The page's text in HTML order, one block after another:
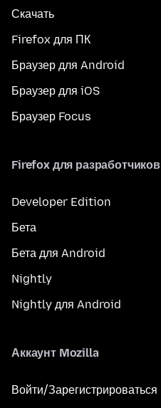
Скачать
Firefox для ПК
Браузер для Android
Браузер для iOS
Браузер Focus
Firefox для разработчиков
Developer Edition
Бета
Бета для Android
Nightly
Nightly для Android
Аккаунт Mozilla
Войти/Зарегистрироваться